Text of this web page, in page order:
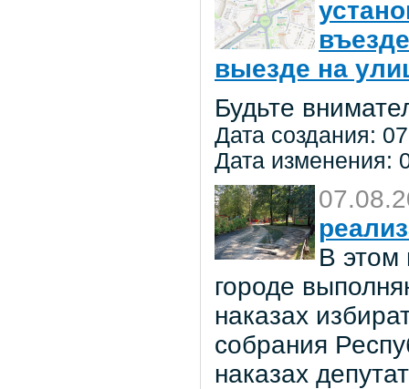
выезде на
Будьте
Дата создания:
Дата изменения:
В этом
городе
наказах
собрания
наказах